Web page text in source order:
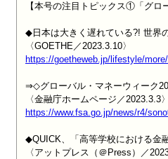
【本号の注目トピックス①「グロ
◆日本は大きく遅れている?! 世界
https://goetheweb.jp/lifestyle/
⇒◇グローバル・マネーウィーク
https://www.fsa.go.jp/news/r4/
◆QUICK、「高等学校における金